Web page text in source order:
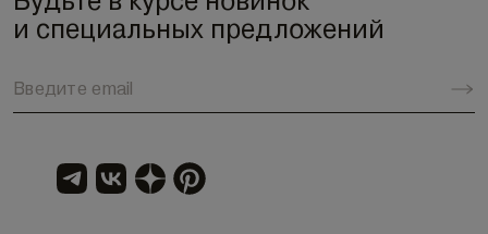
и специальных предложений